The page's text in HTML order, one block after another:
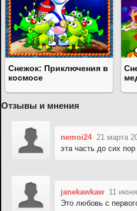
Снежок: Приключения в
космосе
Отзывы и мнения
nemoi24 21 марта
эта часть до сих пор
janekawkaw 11
Это любовь с